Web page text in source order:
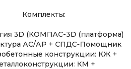
Комплекты:
3D (КОМПАС-3D (платформа)
АС/АР + СПДС-Помощник
конструкции: КЖ +
КМ +